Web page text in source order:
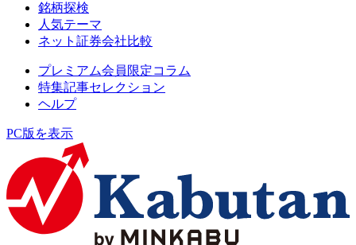
銘柄探検
人気テーマ
ネット証券会社比較
プレミアム会員限定コラム
特集記事セレクション
ヘルプ
PC版を表示